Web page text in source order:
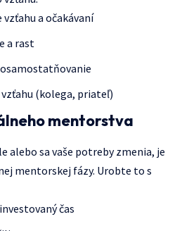
a očakávaní
a rast
(kolega, priateľ)
mentorstva
alebo sa vaše potreby zmenia, je
mentorskej fázy. Urobte to s
čas